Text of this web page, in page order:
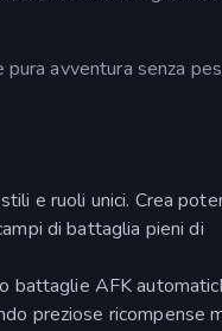
avventura senza
e ruoli unici. Crea
di battaglia pieni di
battaglie AFK
preziose ricompense